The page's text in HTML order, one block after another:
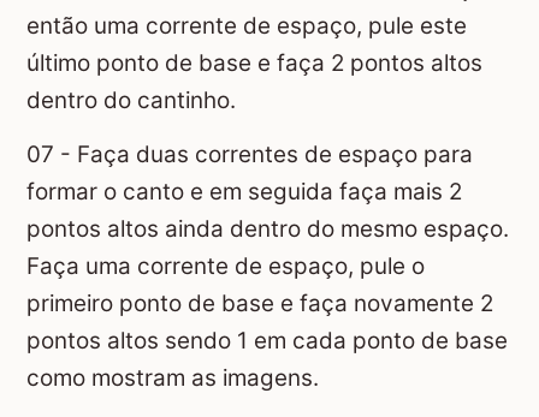
então uma corrente de espaço, pule este
último ponto de base e faça 2 pontos altos
dentro do cantinho.
07 - Faça duas correntes de espaço para
formar o canto e em seguida faça mais 2
pontos altos ainda dentro do mesmo espaço.
Faça uma corrente de espaço, pule o
primeiro ponto de base e faça novamente 2
pontos altos sendo 1 em cada ponto de base
como mostram as imagens.